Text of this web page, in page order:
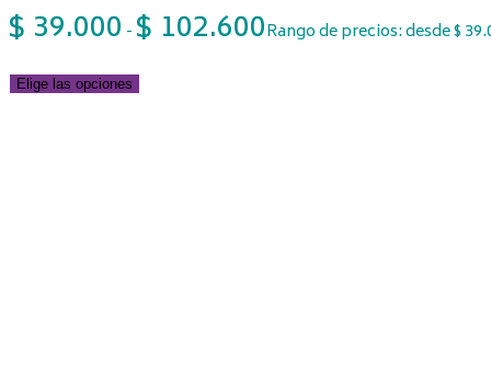
$ 39.000 - $ 102.600Rango de precios: desde $
Elige las opciones